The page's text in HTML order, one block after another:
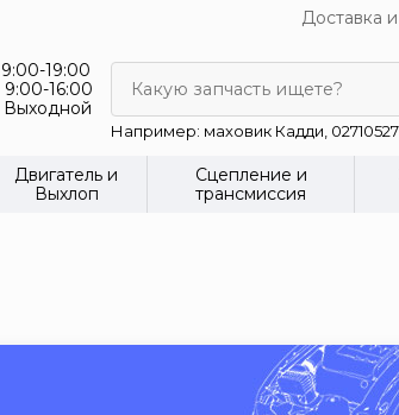
Доставка
9:00-19:00
9:00-16:00
Выходной
Какую запчасть ищете?
Например: маховик Кадди,
Двигатель и
Выхлоп
Сцепление и
трансмиссия